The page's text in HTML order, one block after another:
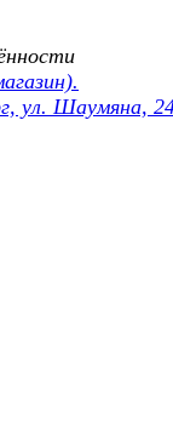
ул. Шаумяна,